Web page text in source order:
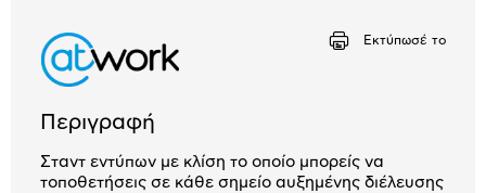
Εκτύπωσέ το
Περιγραφή
Σταντ εντύπων με κλίση το οποίο μπορείς να
τοποθετήσεις σε κάθε σημείο αυξημένης διέλευσης